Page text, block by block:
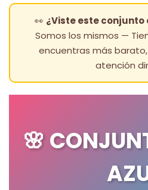
👀 ¿Viste este conjunto
Somos los mismos —
encuentras más
atención
🌸